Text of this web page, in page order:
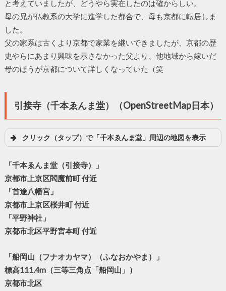
と考えていましたが、どうやら実在したのは確からしい。
母の兄が仏教系の大学に進学した都合で、母も京都に転居しま
した。
父の家系は古くより京都で家業を継いできましたが、京都の歴
史やらにあまり興味を示さなかった父より、他地域から嫁いだ
母のほうが京都について詳しくなっていた（笑
引接寺（千本ゑんま堂）（OpenStreetMap日本）
クリック（タップ）で「千本ゑんま堂」周辺の地図を表示
「千本ゑんま堂（引接寺）」
京都市上京区閻魔前町 付近
「首途八幡宮」
京都市上京区桜井町 付近
「平野神社」
京都市北区平野宮本町 付近
「船岡山（フナオカヤマ）（ふなおかやま）」
標高111.4m（三等三角点「船岡山」）
京都市北区